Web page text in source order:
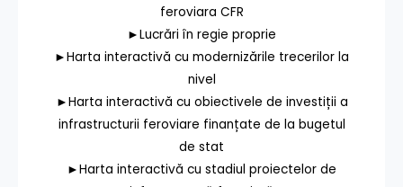
feroviara CFR
►Lucrări în regie proprie
►Harta interactivă cu modernizările trecerilor la
nivel
►Harta interactivă cu obiectivele de investiții a
infrastructurii feroviare finanțate de la bugetul
de stat
►Harta interactivă cu stadiul proiectelor de